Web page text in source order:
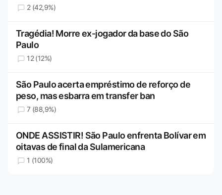
2 (42,9%)
Tragédia! Morre ex-jogador da base do São
Paulo
12 (12%)
São Paulo acerta empréstimo de reforço de
peso, mas esbarra em transfer ban
7 (88,9%)
ONDE ASSISTIR! São Paulo enfrenta Bolívar em
oitavas de final da Sulamericana
1 (100%)